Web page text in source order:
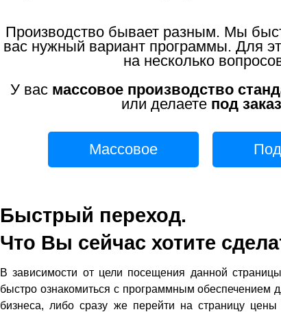
Производство бывает разным. Мы
вас нужный вариант программы. Для
на несколько
У вас массовое производство
или делаете под заказ
Массовое
Быстрый переход.
Что Вы сейчас хотите
В зависимости от цели посещения данной
быстро ознакомиться с программным обеспечением
бизнеса, либо сразу же перейти на страницу